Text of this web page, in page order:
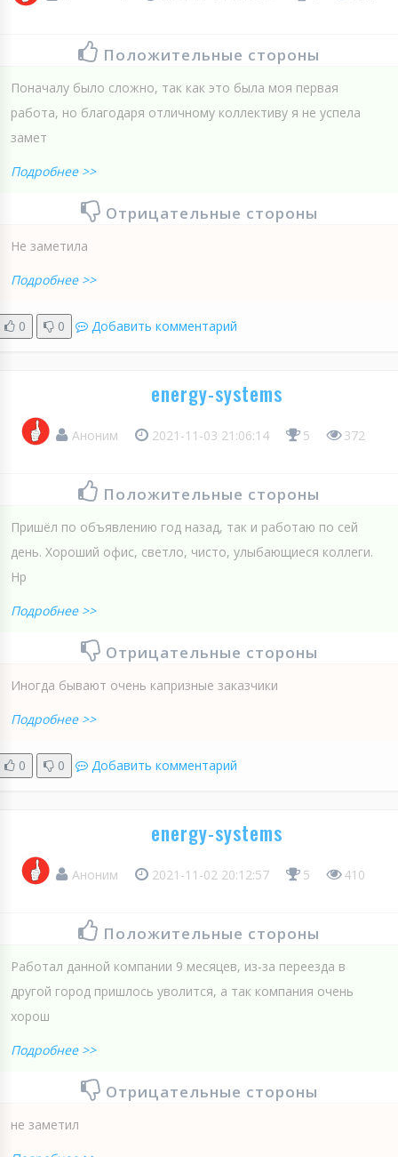
Положительные стороны
Поначалу было сложно, так как это была моя первая
работа, но благодаря отличному коллективу я не успела
замет
Подробнее >>
Отрицательные стороны
Не заметила
Подробнее >>
0 0 Добавить комментарий
energy-systems
Аноним 2021-11-03 21:06:14 5 372
Положительные стороны
Пришёл по объявлению год назад, так и работаю по сей
день. Хороший офис, светло, чисто, улыбающиеся коллеги.
Нр
Подробнее >>
Отрицательные стороны
Иногда бывают очень капризные заказчики
Подробнее >>
0 0 Добавить комментарий
energy-systems
Аноним 2021-11-02 20:12:57 5 410
Положительные стороны
Работал данной компании 9 месяцев, из-за переезда в
другой город пришлось уволится, а так компания очень
хорош
Подробнее >>
Отрицательные стороны
не заметил